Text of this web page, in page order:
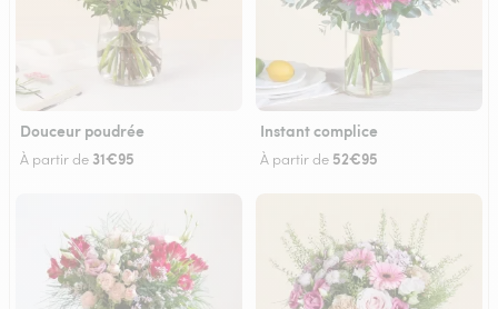
Douceur poudrée
À partir de 31€95
Instant complice
À partir de 52€95